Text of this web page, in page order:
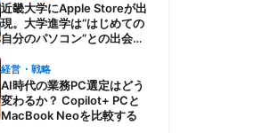
近畿大学にApple Storeが出
現。大学進学は“はじめての
自分のパソコン”との出会
楽しさを、夏のオープンキャ
ンパスでアピール
経営・戦略
AI時代の業務PC選定はどう
変わるか？ Copilot+ PCと
MacBook Neoを比較する